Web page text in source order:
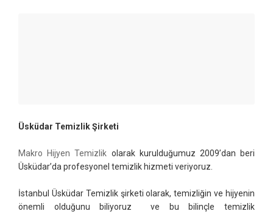
Üsküdar Temizlik Şirketi
Makro Hijyen Temizlik olarak kurulduğumuz 2009’dan beri
Üsküdar’da profesyonel temizlik hizmeti veriyoruz.
İstanbul Üsküdar Temizlik şirketi olarak, temizliğin ve hijyenin
önemli olduğunu biliyoruz ve bu bilinçle temizlik